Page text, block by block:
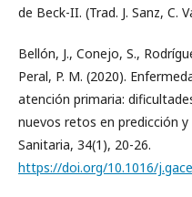
de Beck-II. (Trad. J. Sanz, C.
Bellón, J., Conejo, S.,
Peral, P. M. (2020).
atención primaria:
nuevos retos en predicción
Sanitaria, 34(1), 20-26.
https://doi.org/10.1016/